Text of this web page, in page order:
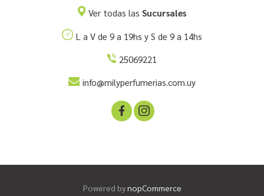
Ver todas lasSucursales
L a V de 9 a 19hs y S de 9 a 14hs
25069221
info@milyperfumerias.com.uy
Powered bynopCommerce